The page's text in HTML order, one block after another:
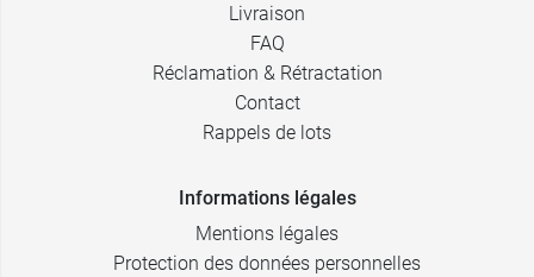
Livraison
FAQ
Réclamation & Rétractation
Contact
Rappels de lots
Informations légales
Mentions légales
Protection des données personnelles